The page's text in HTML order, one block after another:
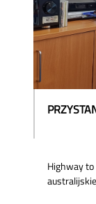
Highway to